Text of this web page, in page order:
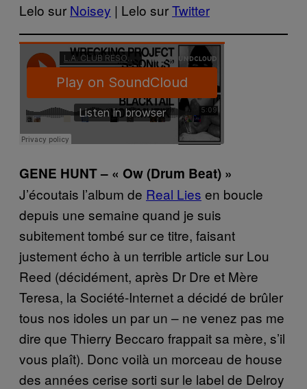
Lelo sur Noisey | Lelo surTwitter
GENE HUNT – « Ow (Drum Beat) »
J’écoutais l’album de Real Lies en boucle
depuis une semaine quand je suis
subitement tombé sur ce titre, faisant
justement écho à un terrible article sur Lou
Reed (décidément, après Dr Dre et Mère
Teresa, la Société-Internet a décidé de brûler
tous nos idoles un par un – ne venez pas me
dire que Thierry Beccaro frappait sa mère, s’il
vous plaît). Donc voilà un morceau de house
des années cerise sorti sur le label de Delroy